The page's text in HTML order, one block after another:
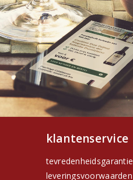
klantenservice
tevredenheidsgarantie
leveringsvoorwaarden